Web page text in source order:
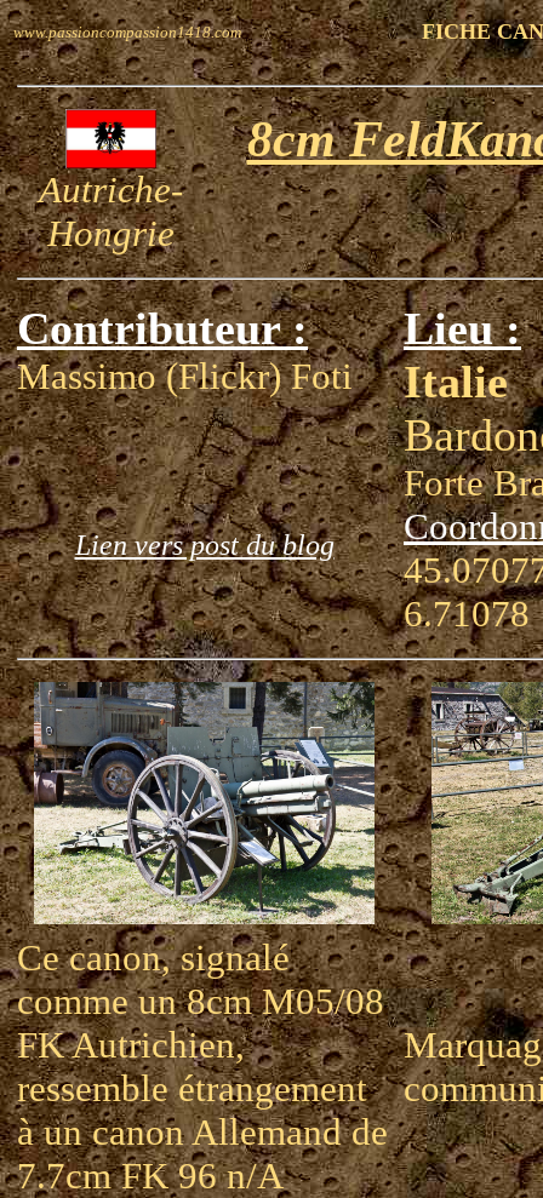
www.passioncompassion1418.com FICHE
Autriche-
Hongrie
8cm
Contributeur :
Massimo (Flickr) Foti
Lien vers post du blog
Lieu :
Italie
Forte
6.71078
Ce canon, signalé
comme un 8cm M05/08
FK Autrichien,
ressemble étrangement
à un canon Allemand de
7.7cm FK 96 n/A